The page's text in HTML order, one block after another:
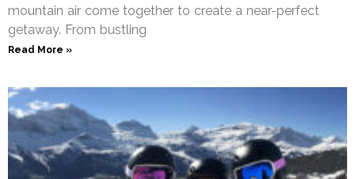
mountain air come together to create a near-perfect
getaway. From bustling
Read More »